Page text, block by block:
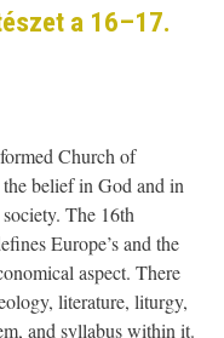
a 16–17.
Church of
belief in God and in
The 16th
Europe’s and the
aspect. There
literature, liturgy,
and syllabus within it.